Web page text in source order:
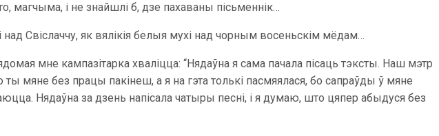
магчыма, і не знайшлі б, дзе пахаваны пісьменнік…
над Свіслаччу, як вялікія белыя мухі над чорным восеньскім мёдам…
мне кампазітарка хваліцца: “Нядаўна я сама пачала пісаць тэксты. Наш мэтр
ты мяне без працы пакінеш, а я на гэта толькі пасмяялася, бо сапраўды ў мяне
Нядаўна за дзень напісала чатыры песні, і я думаю, што цяпер абыдуся без